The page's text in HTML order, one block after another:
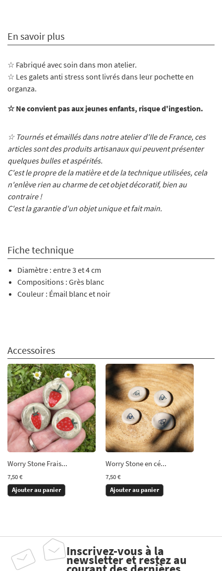
En savoir plus
☆ Fabriqué avec soin dans mon atelier.
☆ Les galets anti stress sont livrés dans leur pochette en
organza.
☆ Ne convient pas aux jeunes enfants, risque d'ingestion.
☆ Tournés et émaillés dans notre atelier d'Ile de France, ces
articles sont des produits artisanaux qui peuvent présenter
quelques bulles et aspérités.
C'est le propre de la matière et de la technique utilisées, cela
n'enlève rien au charme de cet objet décoratif, bien au
contraire !
C'est la garantie d'un objet unique et fait main.
Fiche technique
Diamètre : entre 3 et 4 cm
Compositions : Grès blanc
Couleur : Émail blanc et noir
Accessoires
Worry Stone Frais...
7,50 €
Ajouter au panier
Worry Stone en cé...
7,50 €
Ajouter au panier
Inscrivez-vous à la
newsletter et restez au